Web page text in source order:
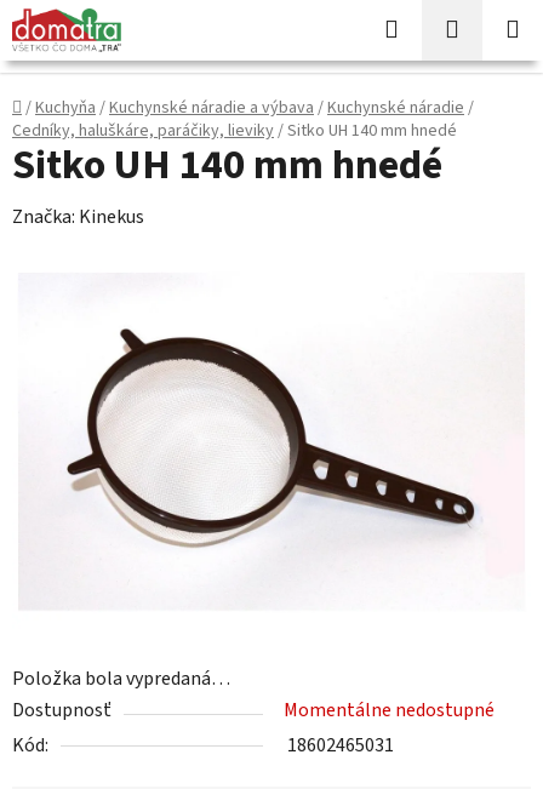
Prejsť
na
obsah
Hľadať
KOŠÍK
Domov
/Kuchyňa/Kuchynské náradie a výbava/Kuchynské náradie/
Cedníky, haluškáre, paráčiky, lieviky/Sitko UH 140 mm hnedé
Položka bola vypredaná…
Dostupnosť
Momentálne nedostupné
Kód:
18602465031
Sitko UH 140 mm hnedé
Značka: Kinekus